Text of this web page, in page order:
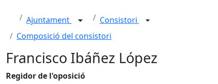
Ajuntament
Consistori
Composició del consistori
Francisco Ibáñez López
Regidor de l'oposició